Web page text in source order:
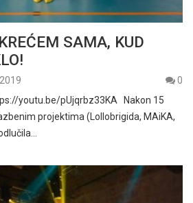
SAMA, KUD
0
youtu.be/pUjqrbz33KA Nakon 15
projektima (Lollobrigida, MAiKA,